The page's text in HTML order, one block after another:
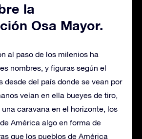
la
Osa Mayor.
al paso de los milenios ha
nombres, y figuras según el
desde del país donde se vean por
veían en ella bueyes de tiro,
caravana en el horizonte, los
América algo en forma de
que los pueblos de América